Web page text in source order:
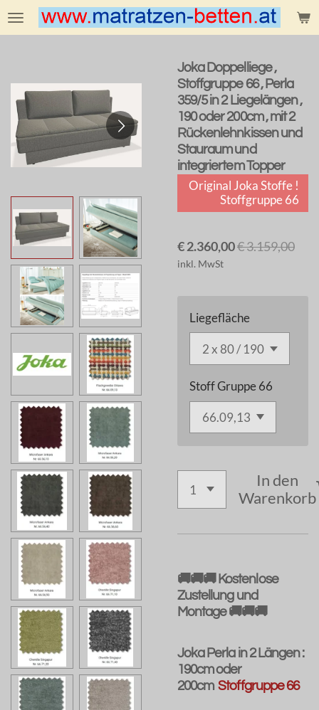
Zum
Hauptinhalt
Joka Doppelliege ,
Stoffgruppe 66 , Perla
359/5 in 2 Liegelängen ,
190 oder 200cm , mit 2
Rückenlehnkissen und
Stauraum und
integriertem Topper
Original Joka Stoffe !
Stoffgruppe 66
€ 2.360,00€ 3.159,00
inkl. MwSt
Liegefläche
Stoff Gruppe 66
In den
Warenkorb
🚚🚚🚚 Kostenlose
Zustellung und
Montage 🚚🚚🚚
Joka Perla in 2 Längen :
190cm oder
200cmStoffgruppe 66